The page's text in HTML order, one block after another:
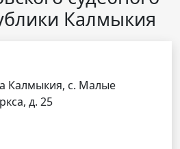
Калмыкия
Калмыкия, с. Малые
д. 25